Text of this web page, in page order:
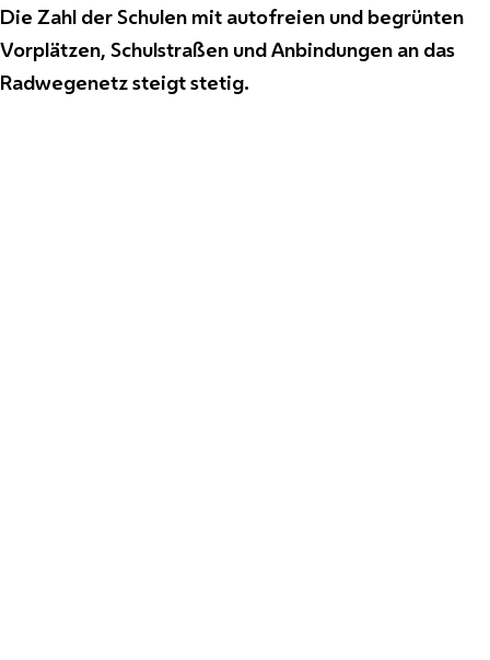
Die Zahl der Schulen mit autofreien und begrünten
Vorplätzen, Schulstraßen und Anbindungen an das
Radwegenetz steigt stetig.